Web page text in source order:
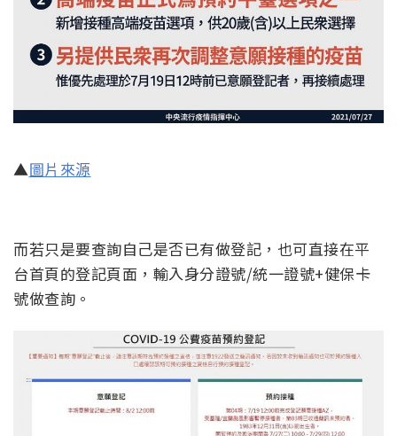
▲圖片來源
而若只是要查詢自己是否已有做登記，也可直接在平
台首頁的登記頁面，輸入身分證號/統一證號+健保卡
號做查詢。